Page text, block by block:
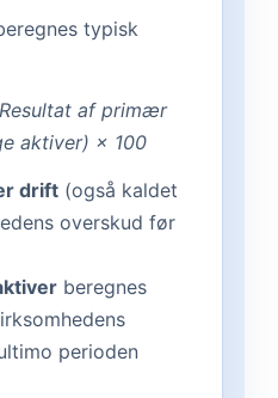
typisk
af primær
aktiver) × 100
drift(også kaldet
overskud før
beregnes
perioden